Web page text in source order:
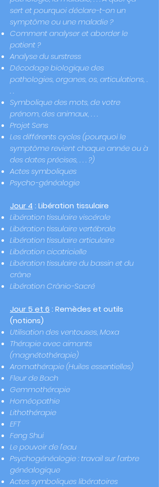
sert et pourquoi déclare-t-on un
symptôme ou une maladie ?
Comment analyser et aborder le
patient ?
Analyse du surstress
Décodagebiologiquedes
pathologies, organes, os, articulations, .
. .
Symbolique des mots, de votre
prénom, des animaux, . . .
Projet Sens
Les différents cycles (pourquoi le
symptôme revient chaque année ou à
des dates précises, . . . ?)
Actes symboliques
Psycho-généalogie
Jour 4 : Libération tissulaire
Libération tissulaire viscérale
Libération tissulaire vertébrale
Libération tissulaire articulaire
Libération cicatricielle
Libération tissulaire du bassin et du
crâne
Libération Crânio-Sacré
Jour 5 et 6 : Remèdes et outils
(notions)
Utilisation des ventouses, Moxa
Thérapie avec aimants
(magnétothérapie)
Aromathérapie (Huiles essentielles)
Fleur de Bach
Gemmothérapie
Homéopathie
Lithothérapie
EFT
Feng Shui
Le pouvoir de l'eau
Psychogénéalogie : travail sur l'arbre
généalogique
Actes symboliques libératoires